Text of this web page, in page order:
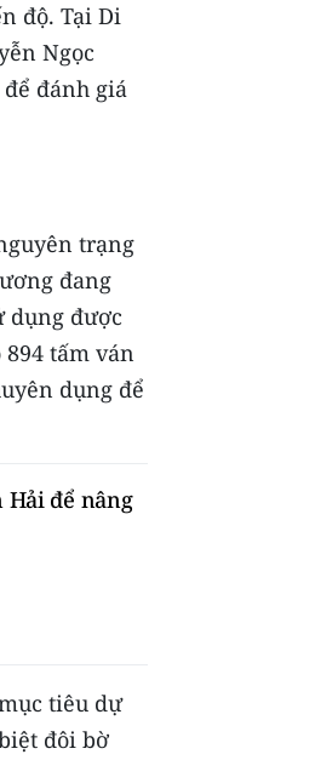
độ. Tại Di
Ngọc
đánh giá
trạng
đang
dụng được
tấm ván
dụng để
để nâng
tiêu dự
đôi bờ